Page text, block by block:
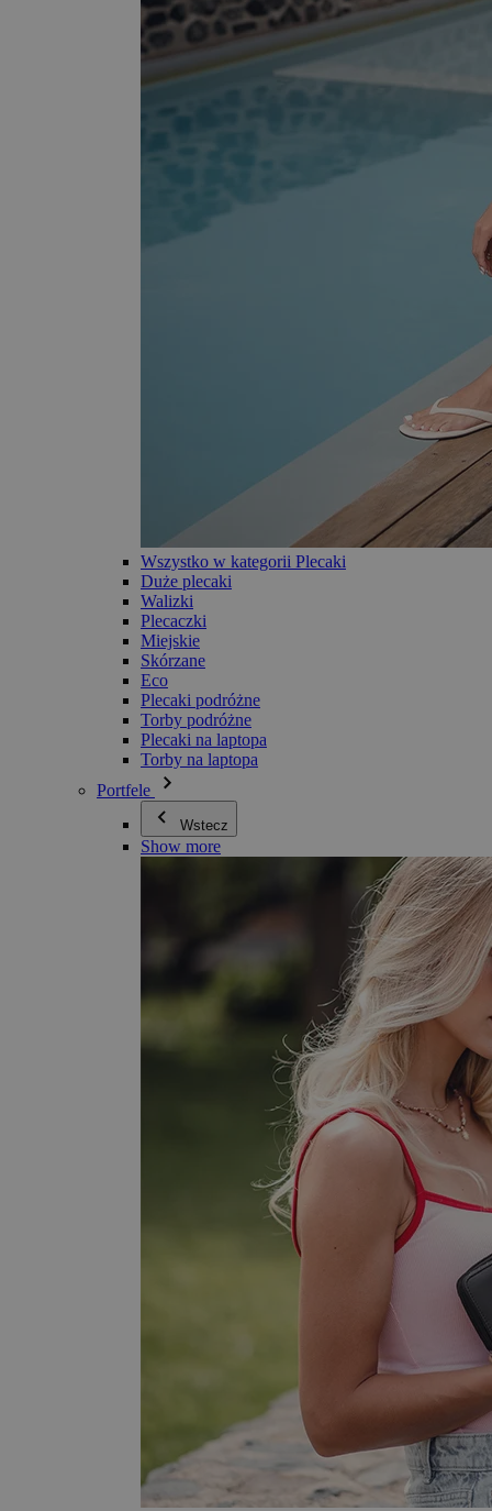
Wszystko w kategorii Plecaki
Duże plecaki
Walizki
Plecaczki
Miejskie
Skórzane
Eco
Plecaki podróżne
Torby podróżne
Plecaki na laptopa
Torby na laptopa
Portfele
Wstecz
Show more